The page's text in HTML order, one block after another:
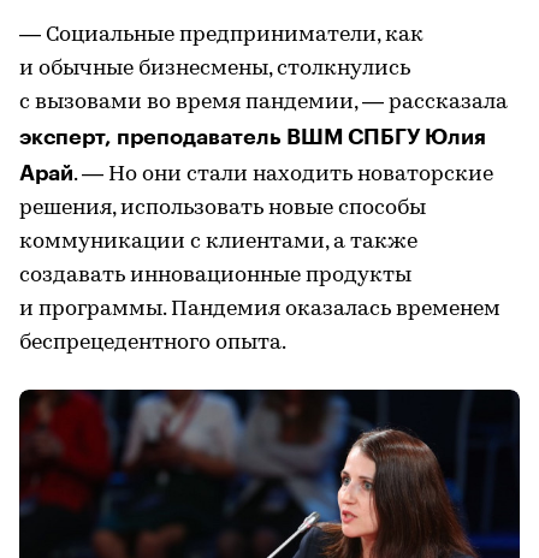
— Социальные предприниматели, как
и обычные бизнесмены, столкнулись
с вызовами во время пандемии, — рассказала
эксперт, преподаватель ВШМ СПБГУ Юлия
Арай. — Но они стали находить новаторские
решения, использовать новые способы
коммуникации с клиентами, а также
создавать инновационные продукты
и программы. Пандемия оказалась временем
беспрецедентного опыта.